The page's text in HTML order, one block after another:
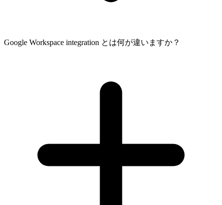
Google Workspace integration とは何が違いますか？